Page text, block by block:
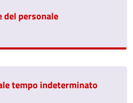
del personale
tempo indeterminato